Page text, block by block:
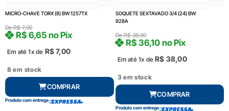
MICRO-CHAVE TORX (8) BW 1257TX
DeR$7,00
Em até 1x de R$7,00
R$6,65 no Pix
8 em stock
COMPRAR
Produto com entrega
SOQUETE SEXTAVADO 3/4 (24) BW
928A
DeR$38,00
Em até 1x de R$ 38,00
R$36,10 no Pix
3 em stock
COMPRAR
Produto com entrega